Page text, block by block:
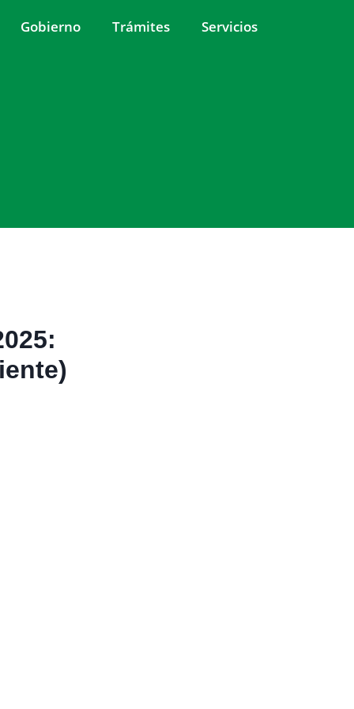
Gobierno Trámites Servicios